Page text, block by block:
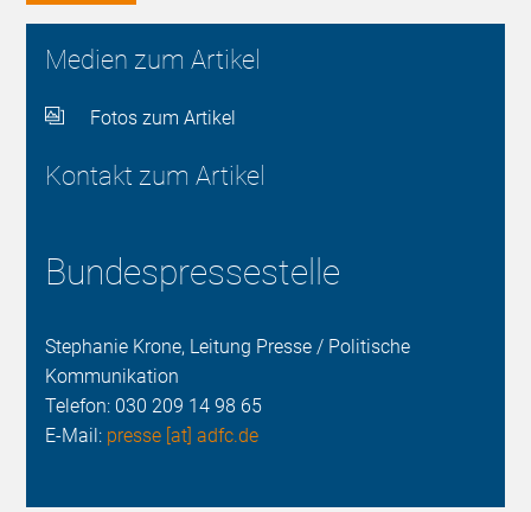
Medien zum Artikel
Fotos zum Artikel
Kontakt zum Artikel
Bundespressestelle
Stephanie Krone, Leitung Presse / Politische
Kommunikation
Telefon: 030 209 14 98 65
E-Mail: presse [at] adfc.de